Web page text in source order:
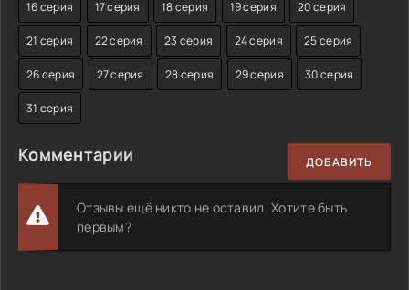
16 серия 17 серия 18 серия 19 серия 20 серия
21 серия 22 серия 23 серия 24 серия 25 серия
26 серия 27 серия 28 серия 29 серия 30 серия
31 серия
Комментарии ДОБАВИТЬ
Отзывы ещё никто не оставил. Хотите быть
первым?